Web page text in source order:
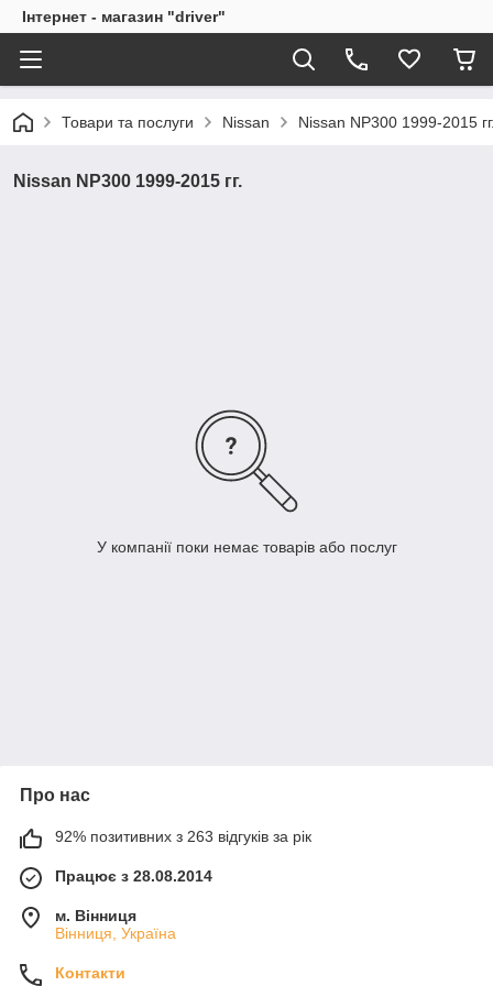
Інтернет - магазин "driver"
Товари та послуги Nissan Nissan NP300 1999-2015
Nissan NP300 1999-2015 гг.
У компанії поки немає товарів або послуг
Про нас
92% позитивних з 263 відгуків за рік
Працює з 28.08.2014
м. Вінниця
Вінниця, Україна
Контакти